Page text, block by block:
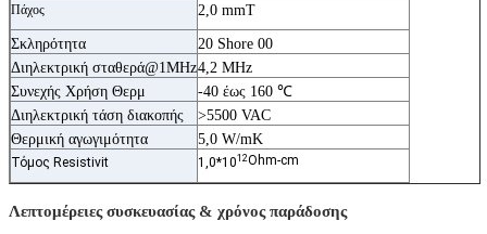
Πάχος 2,0 mmT
Σκληρότητα
20 Shore 00
Διηλεκτρική σταθερά@1MHz4,2 MHz
Συνεχής Χρήση Θερμ
-40 έως 160 ℃
Διηλεκτρική τάση διακοπής
>5500 VAC
Θερμική αγωγιμότητα
5,0 W/mK
Τόμος Resistivit 1,0*1012Ohm-cm
Λεπτομέρειες συσκευασίας & χρόνος παράδοσης